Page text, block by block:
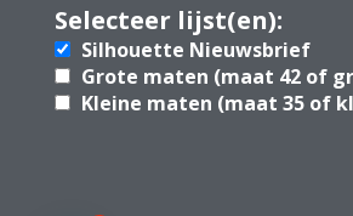
Selecteer lijst(en):
Silhouette Nieuwsbrief
Grote maten (maat 42 of
Kleine maten (maat 35 of